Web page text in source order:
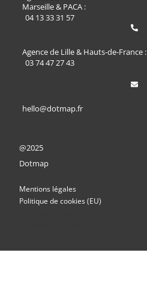
Marseille & PACA :
04 13 33 31 57
Agence de Lille & Hauts-de-France :
03 74 47 27 43
hello@dotmap.fr
@2025
Dotmap
Mentions légales
Politique de cookies (EU)